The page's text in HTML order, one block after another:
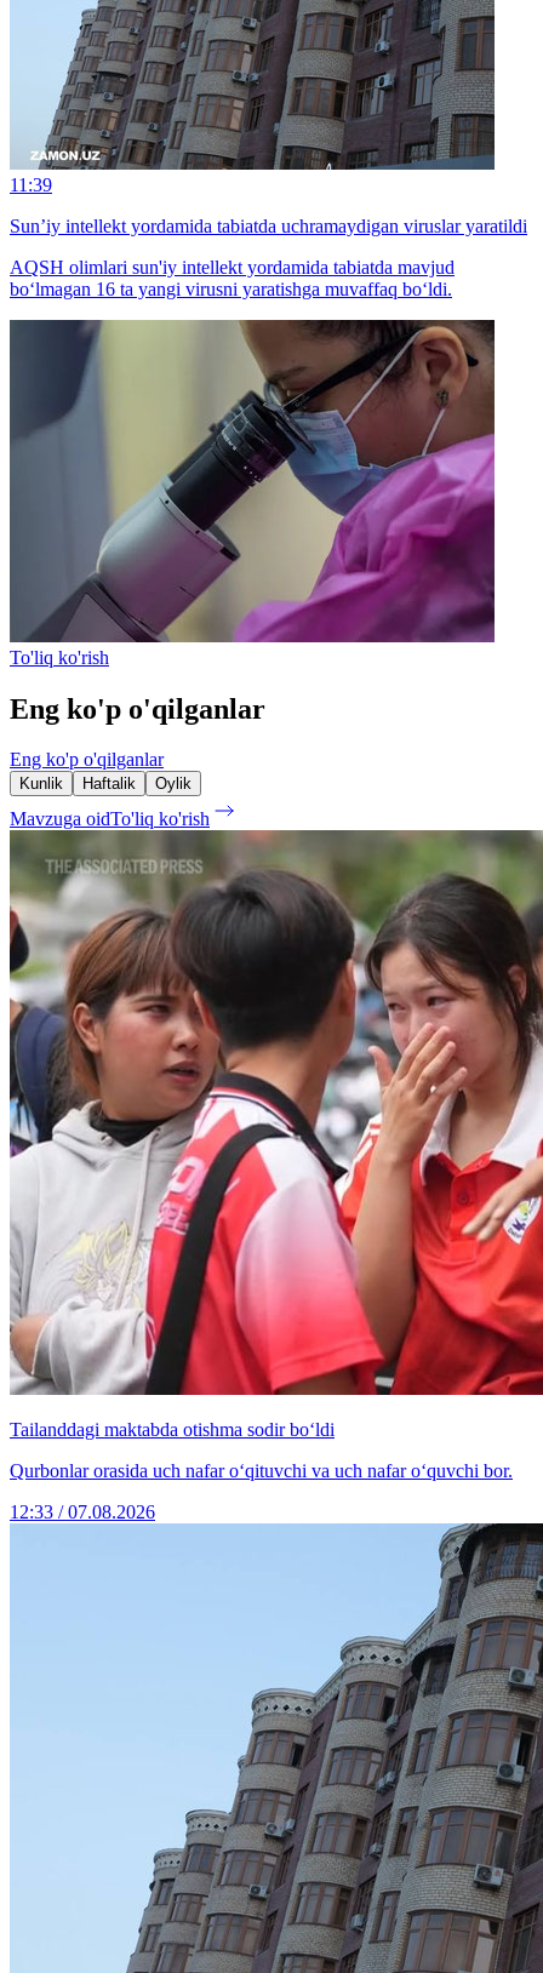
11:39
Sun’iy intellekt yordamida tabiatda uchramaydigan viruslar yaratildi
AQSH olimlari sun'iy intellekt yordamida tabiatda mavjud
bo‘lmagan 16 ta yangi virusni yaratishga muvaffaq bo‘ldi.
To'liq ko'rish
Eng ko'p o'qilganlar
Eng ko'p o'qilganlar
Kunlik Haftalik Oylik
Mavzuga oidTo'liq ko'rish
Tailanddagi maktabda otishma sodir bo‘ldi
Qurbonlar orasida uch nafar o‘qituvchi va uch nafar o‘quvchi bor.
12:33 / 07.08.2026